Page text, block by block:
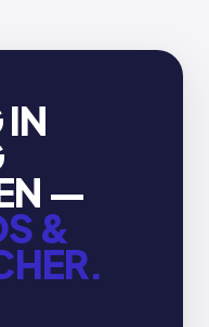
IN
—
&